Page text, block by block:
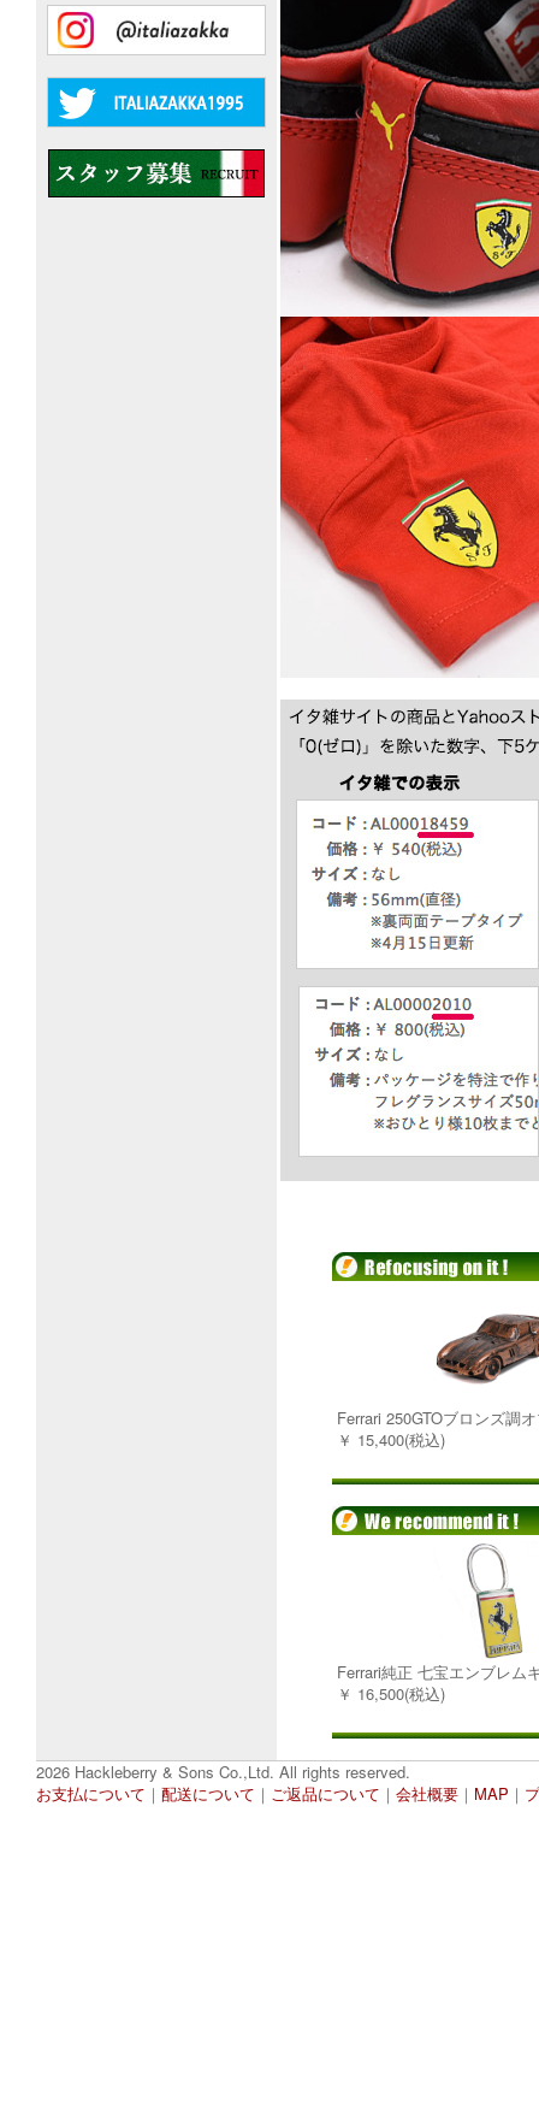
Ferrari 250GTOブロンズ調
￥ 15,400(税込)
Ferrari純正 七宝エンブレム
￥ 16,500(税込)
2026 Hackleberry & Sons Co.,Ltd. All rights reserved.
お支払について ｜ 配送について ｜ ご返品について ｜ 会社概要 ｜ MAP ｜